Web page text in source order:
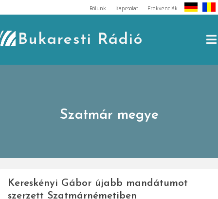
to
content
Rólunk Kapcsolat Frekvenciák
Bukaresti Rádió
Szatmár megye
Kereskényi Gábor újabb mandátumot
szerzett Szatmárnémetiben